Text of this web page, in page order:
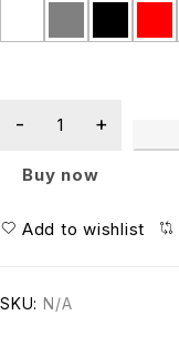
Buy now
Add to wishlist
SKU: N/A